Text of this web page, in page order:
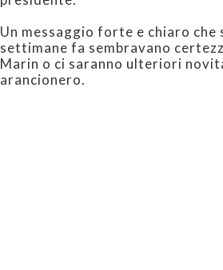
Un messaggio forte e chiaro
settimane fa sembravano
Marin o ci saranno ulteriori
arancionero.